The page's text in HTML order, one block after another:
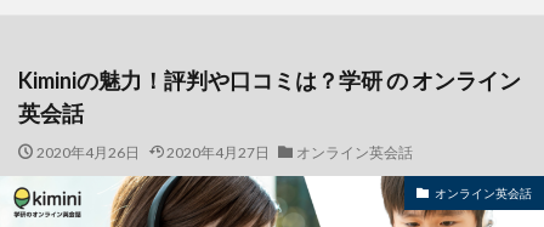
Kiminiの魅力！評判や口コミは？学研 の オンライン
英会話
2020年4月26日 2020年4月27日 オンライン英会話
オンライン英会話